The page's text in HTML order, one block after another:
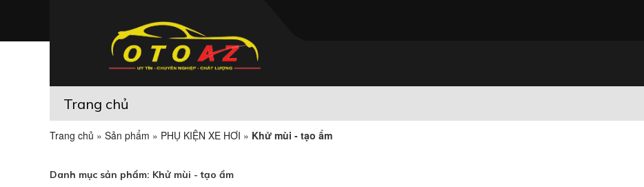
Trang chủ
Trang chủ » Sản phẩm » PHỤ KIỆN XE HƠI » Khử mùi - tạo ẩm
Danh mục sản phẩm: Khử mùi - tạo ẩm